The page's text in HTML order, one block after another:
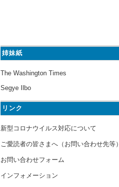
姉妹紙
The Washington Times
Segye Ilbo
リンク
新型コロナウイルス対応について
ご愛読者の皆さまへ（お問い合わせ先等）
お問い合わせフォーム
インフォメーション